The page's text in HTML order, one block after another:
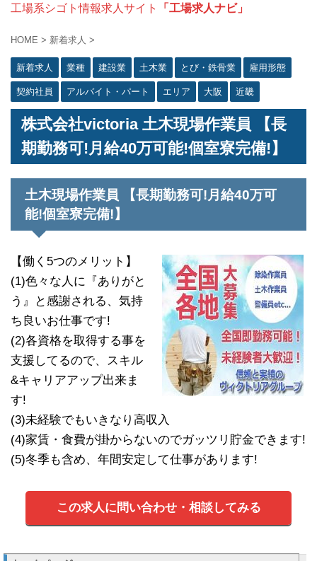
工場系シゴト情報求人サイト
「工場求人ナビ」
HOME > 新着求人 >
新着求人 業種 建設業 土木業 とび・鉄骨業 雇用形態
契約社員 アルバイト・パート エリア 大阪 近畿
株式会社victoria 土木現場作業員 【長
期勤務可!月給40万可能!個室寮完備!】
土木現場作業員 【長期勤務可!月給40万可
能!個室寮完備!】
【働く5つのメリット】
(1)色々な人に『ありがと
う』と感謝される、気持
ち良いお仕事です!
(2)各資格を取得する事を
支援してるので、スキル
&キャリアアップ出来ま
す!
(3)未経験でもいきなり高収入
(4)家賃・食費が掛からないのでガッツリ貯金できます!
(5)冬季も含め、年間安定して仕事があります!
この求人に問い合わせ・相談してみる